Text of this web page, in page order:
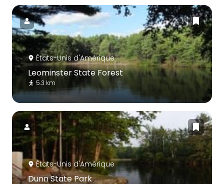
États-Unis d'Amérique
Leominster State Forest
5.3 km
États-Unis d'Amérique
Dunn State Park